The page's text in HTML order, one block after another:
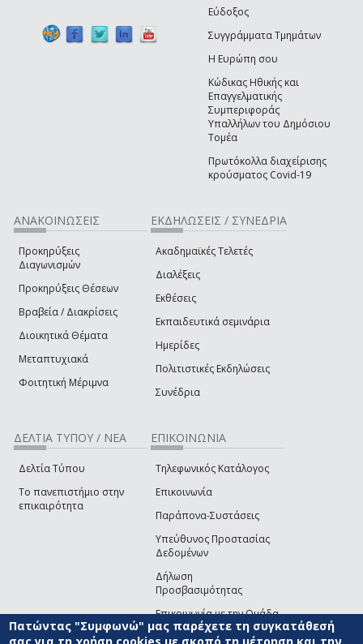
Εύδοξος
Συγγράμματα Τμημάτων
Η Ευρώπη σου
Κώδικας Ηθικής και
Επαγγελματικής
Συμπεριφοράς
Υπαλλήλων του Δημόσιου
Τομέα
Πρωτόκολλα διαχείρισης
κρούσματος Covid-19
ΑΝΑΚΟΙΝΩΣΕΙΣ
Προκηρύξεις
Διαγωνισμών
Προκηρύξεις Θέσεων
Βραβεία / Διακρίσεις
Διοικητικά Θέματα
Μεταπτυχιακά
Φοιτητική Μέριμνα
ΕΚΔΗΛΩΣΕΙΣ / ΣΥΝΕΔΡΙΑ
Ακαδημαϊκές Τελετές
Διαλέξεις
Εκθέσεις
Εκπαιδευτικά σεμινάρια
Ημερίδες
Πολιτιστικές Εκδηλώσεις
Συνέδρια
ΔΕΛΤΙΑ ΤΥΠΟΥ / ΝΕΑ
Δελτία Τύπου
Το πανεπιστήμιο στην
επικαιρότητα
ΕΠΙΚΟΙΝΩΝΙΑ
Τηλεφωνικός Κατάλογος
Επικοινωνία
Παράπονα-Συστάσεις
Υπεύθυνος Προστασίας
Δεδομένων
Δήλωση
Προσβασιμότητας
Επικοινωνία με την Ομάδα
Ανάπτυξης του site(link sends e-mail)
Πατώντας "Συμφωνώ" μας παρέχετε τη συγκατάθεσή